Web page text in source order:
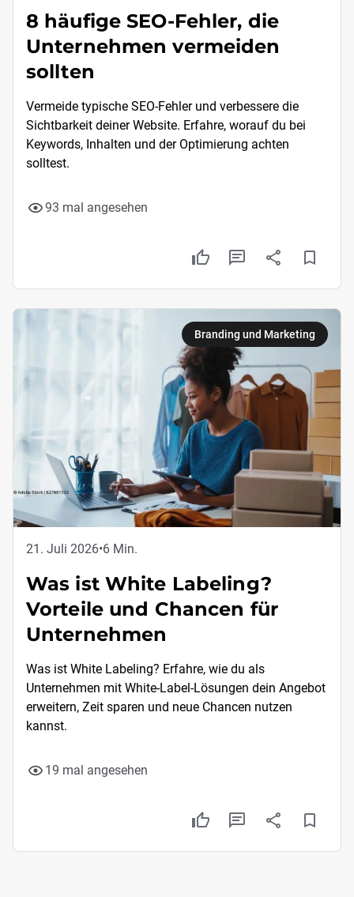
8 häufige SEO-Fehler, die
Unternehmen vermeiden
sollten
Vermeide typische SEO-Fehler und verbessere die
Sichtbarkeit deiner Website. Erfahre, worauf du bei
Keywords, Inhalten und der Optimierung achten
solltest.
93 mal angesehen
Branding und Marketing
21. Juli 2026•6 Min.
Was ist White Labeling?
Vorteile und Chancen für
Unternehmen
Was ist White Labeling? Erfahre, wie du als
Unternehmen mit White-Label-Lösungen dein Angebot
erweitern, Zeit sparen und neue Chancen nutzen
kannst.
19 mal angesehen